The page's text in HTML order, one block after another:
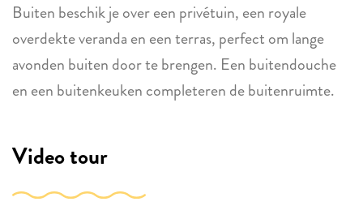
Buiten beschik je over een privétuin, een royale
overdekte veranda en een terras, perfect om lange
avonden buiten door te brengen. Een buitendouche
en een buitenkeuken completeren de buitenruimte.
Video tour